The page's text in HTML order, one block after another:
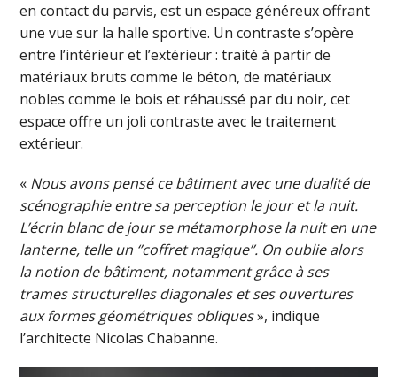
en contact du parvis, est un espace généreux offrant
une vue sur la halle sportive. Un contraste s’opère
entre l’intérieur et l’extérieur : traité à partir de
matériaux bruts comme le béton, de matériaux
nobles comme le bois et réhaussé par du noir, cet
espace offre un joli contraste avec le traitement
extérieur.
« Nous avons pensé ce bâtiment avec une dualité de
scénographie entre sa perception le jour et la nuit.
L’écrin blanc de jour se métamorphose la nuit en une
lanterne, telle un ‘’coffret magique’’. On oublie alors
la notion de bâtiment, notamment grâce à ses
trames structurelles diagonales et ses ouvertures
aux formes géométriques obliques», indique
l’architecte Nicolas Chabanne.